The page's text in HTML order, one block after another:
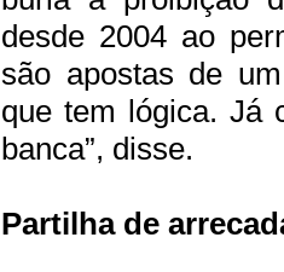
desde 2004 ao
são apostas de
que tem lógica. Já
banca”, disse.
Partilha de